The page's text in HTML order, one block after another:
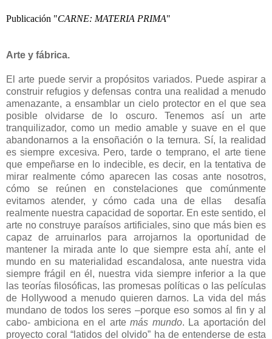
Publicación "CARNE: MATERIA PRIMA"
Arte y fábrica.
El arte puede servir a propósitos variados. Puede aspirar a
construir refugios y defensas contra una realidad a menudo
amenazante, a ensamblar un cielo protector en el que sea
posible olvidarse de lo oscuro. Tenemos así un arte
tranquilizador, como un medio amable y suave en el que
abandonarnos a la ensoñación o la ternura. Sí, la realidad
es siempre excesiva. Pero, tarde o temprano, el arte tiene
que empeñarse en lo indecible, es decir, en la tentativa de
mirar realmente cómo aparecen las cosas ante nosotros,
cómo se reúnen en constelaciones que comúnmente
evitamos atender, y cómo cada una de ellas desafía
realmente nuestra capacidad de soportar. En este sentido, el
arte no construye paraísos artificiales, sino que más bien es
capaz de arruinarlos para arrojarnos la oportunidad de
mantener la mirada ante lo que siempre esta ahí, ante el
mundo en su materialidad escandalosa, ante nuestra vida
siempre frágil en él, nuestra vida siempre inferior a la que
las teorías filosóficas, las promesas políticas o las películas
de Hollywood a menudo quieren darnos. La vida del más
mundano de todos los seres –porque eso somos al fin y al
cabo- ambiciona en el artemás mundo. La aportación del
proyecto coral “latidos del olvido” ha de entenderse de esta